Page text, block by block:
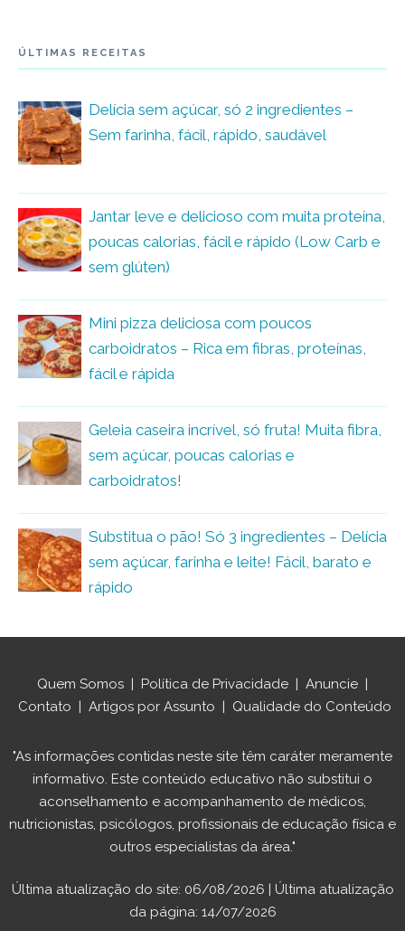
ÚLTIMAS RECEITAS
Delícia sem açúcar, só 2 ingredientes –
Sem farinha, fácil, rápido, saudável
Jantar leve e delicioso com muita proteína,
poucas calorias, fácil e rápido (Low Carb e
sem glúten)
Mini pizza deliciosa com poucos
carboidratos – Rica em fibras, proteínas,
fácil e rápida
Geleia caseira incrível, só fruta! Muita fibra,
sem açúcar, poucas calorias e
carboidratos!
Substitua o pão! Só 3 ingredientes – Delícia
sem açúcar, farinha e leite! Fácil, barato e
rápido
Quem Somos | Política de Privacidade | Anuncie |
Contato | Artigos por Assunto | Qualidade do Conteúdo
"As informações contidas neste site têm caráter meramente
informativo. Este conteúdo educativo não substitui o
aconselhamento e acompanhamento de médicos,
nutricionistas, psicólogos, profissionais de educação física e
outros especialistas da área."
Última atualização do site: 06/08/2026 | Última atualização
da página: 14/07/2026